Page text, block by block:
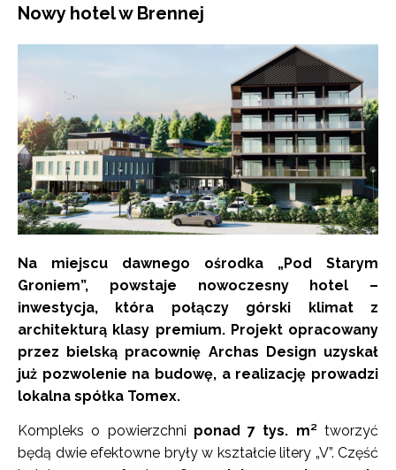
Nowy hotel w Brennej
Na miejscu dawnego ośrodka „Pod Starym
Groniem”, powstaje nowoczesny hotel –
inwestycja, która połączy górski klimat z
architekturą klasy premium. Projekt opracowany
przez bielską pracownię Archas Design uzyskał
już pozwolenie na budowę, a realizację prowadzi
lokalna spółka Tomex.
Kompleks o powierzchni ponad 7 tys. m²tworzyć
będą dwie efektowne bryły w kształcie litery „V”. Część